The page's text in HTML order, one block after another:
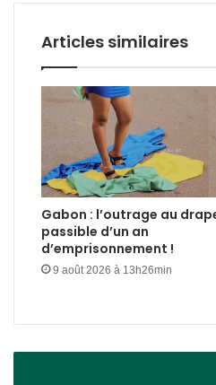
Articles similaires
Gabon : l’outrage au
passible d’un an
d’emprisonnement !
9 août 2026 à 13h26min